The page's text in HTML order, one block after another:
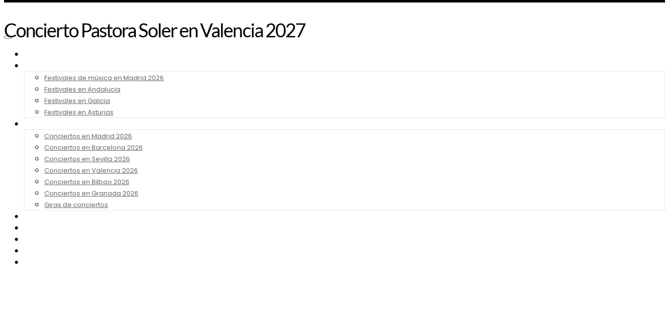
Festivales de música en Madrid 2026
Festivales en Andalucia
Festivales en Galicia
Festivales en Asturias
Conciertos en Madrid 2026
Conciertos en Barcelona 2026
Conciertos en Sevilla 2026
Conciertos en Valencia 2026
Conciertos en Bilbao 2026
Conciertos en Granada 2026
Giras de conciertos
Concierto Pastora Soler en Valencia 2027